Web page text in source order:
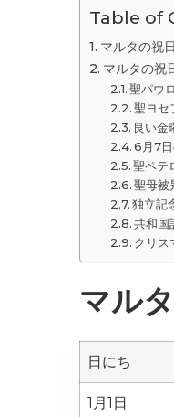
Table of
マルタの祝
マルタの祝
聖パウ
聖ヨ
良い
6月7
聖ペ
聖母
独立
共和
クリ
マル
日にち
1月1日